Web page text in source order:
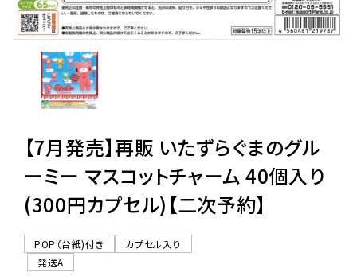
よくあるご質問
06-6282-7659
【7月発売】再販 いたずらぐまのグル
ーミー マスコットチャーム 40個入り
(300円カプセル)【二次予約】
POP（台紙)付き
カプセル入り
発送A